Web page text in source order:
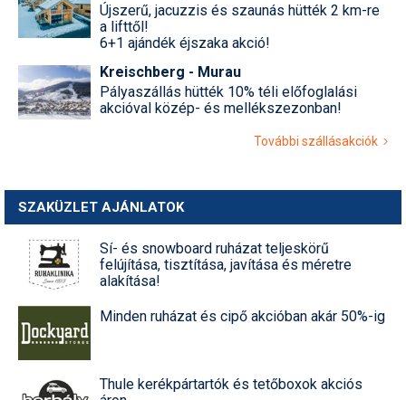
Újszerű, jacuzzis és szaunás hütték 2 km-re
a lifttől!
6+1 ajándék éjszaka akció!
Kreischberg - Murau
Pályaszállás hütték 10% téli előfoglalási
akcióval közép- és mellékszezonban!
További szállásakciók
SZAKÜZLET AJÁNLATOK
Sí- és snowboard ruházat teljeskörű
felújítása, tisztítása, javítása és méretre
alakítása!
Minden ruházat és cipő akcióban akár 50%-ig
Thule kerékpártartók és tetőboxok akciós